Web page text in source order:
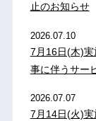
止のお知らせ
2026.07.10
7月16日(木)
事に伴うサー
2026.07.07
7月14日(火)